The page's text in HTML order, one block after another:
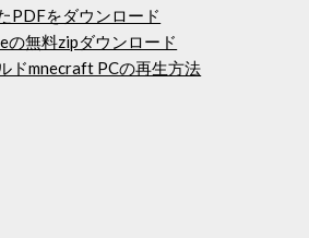
PDFをダウンロード
の無料zipダウンロード
ドmnecraft PCの再生方法